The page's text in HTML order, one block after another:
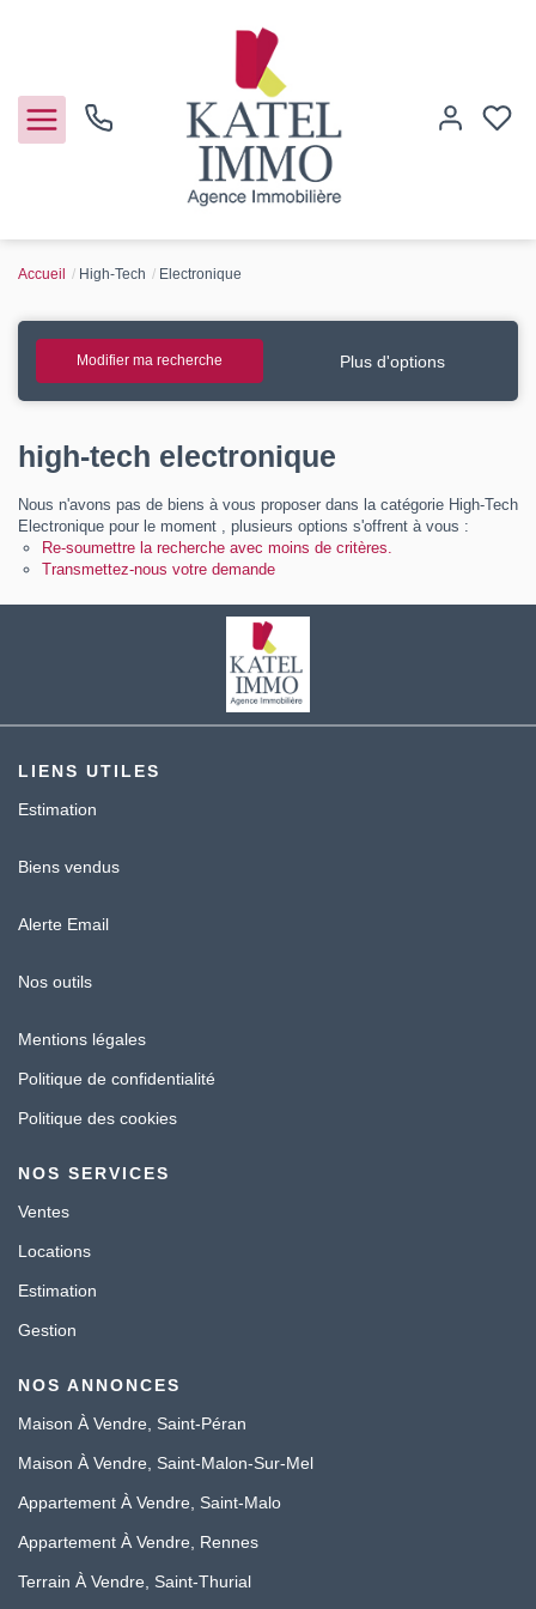
Vendre
Guide de l'immo
Contact
Katel Viager
Accueil High-Tech Electronique
Modifier ma recherche Plus d'options
high-tech electronique
Nous n'avons pas de biens à vous proposer dans la catégorie High-Tech
Electronique pour le moment , plusieurs options s'offrent à vous :
Re-soumettre la recherche avec moins de critères.
Transmettez-nous votre demande
LIENS UTILES
Estimation
Biens vendus
Alerte Email
Nos outils
Mentions légales
Politique de confidentialité
Politique des cookies
NOS SERVICES
Ventes
Locations
Estimation
Gestion
NOS ANNONCES
Maison À Vendre, Saint-Péran
Maison À Vendre, Saint-Malon-Sur-Mel
Appartement À Vendre, Saint-Malo
Appartement À Vendre, Rennes
Terrain À Vendre, Saint-Thurial